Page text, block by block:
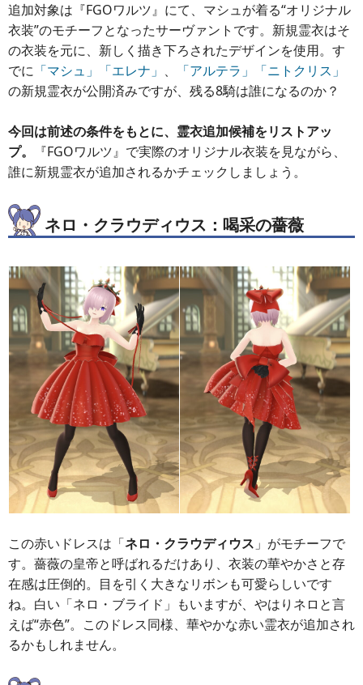
追加対象は『FGOワルツ』にて、マシュが着る“オリジナル
衣装”のモチーフとなったサーヴァントです。新規霊衣はそ
の衣装を元に、新しく描き下ろされたデザインを使用。す
でに 「マシュ」「エレナ」 、
「アルテラ」「ニトクリス」
の新規霊衣が公開済みですが、残る8騎は誰になるのか？
今回は前述の条件をもとに、霊衣追加候補をリストアッ
プ。
『FGOワルツ』で実際のオリジナル衣装を見ながら、
誰に新規霊衣が追加されるかチェックしましょう。
ネロ・クラウディウス：喝采の薔薇
この赤いドレスは「ネロ・クラウディウス 」がモチーフで
す。薔薇の皇帝と呼ばれるだけあり、衣装の華やかさと存
在感は圧倒的。目を引く大きなリボンも可愛らしいです
ね。白い「ネロ・ブライド」もいますが、やはりネロと言
えば“赤色”。このドレス同様、華やかな赤い霊衣が追加され
るかもしれません。